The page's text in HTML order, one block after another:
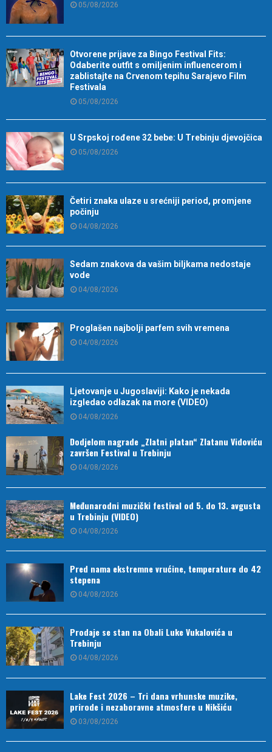
05/08/2026
Otvorene prijave za Bingo Festival Fits:
Odaberite outfit s omiljenim influencerom i
zablistajte na Crvenom tepihu Sarajevo Film
Festivala
05/08/2026
U Srpskoj rođene 32 bebe: U Trebinju djevojčica
05/08/2026
Četiri znaka ulaze u srećniji period, promjene
počinju
04/08/2026
Sedam znakova da vašim biljkama nedostaje
vode
04/08/2026
Proglašen najbolji parfem svih vremena
04/08/2026
Ljetovanje u Jugoslaviji: Kako je nekada
izgledao odlazak na more (VIDEO)
04/08/2026
Dodjelom nagrade „Zlatni platan“ Zlatanu Vidoviću
završen Festival u Trebinju
04/08/2026
Međunarodni muzički festival od 5. do 13. avgusta
u Trebinju (VIDEO)
04/08/2026
Pred nama ekstremne vrućine, temperature do 42
stepena
04/08/2026
Prodaje se stan na Obali Luke Vukalovića u
Trebinju
04/08/2026
Lake Fest 2026 – Tri dana vrhunske muzike,
prirode i nezaboravne atmosfere u Nikšiću
03/08/2026